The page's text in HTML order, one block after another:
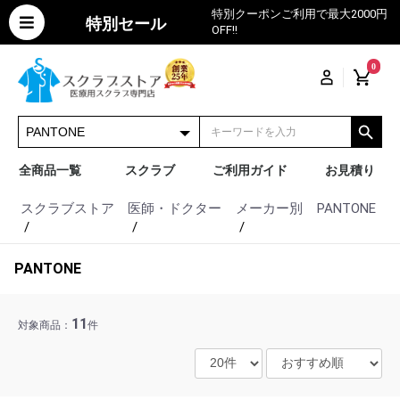
特別セール
特別クーポンご利用で最大2000円
OFF!!
0
全商品一覧 スクラブ ご利用ガイド お見積り
スクラブストア 医師・ドクター メーカー別 PANTONE
PANTONE
対象商品： 11 件